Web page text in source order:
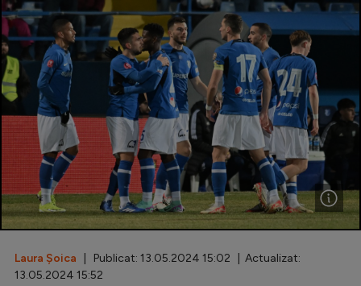
Liga 2
Cupa României
Echipa Națională
U21
Fotbal feminin
Special
Diverse
Inedit
Clasamente
Laura Șoica | Publicat: 13.05.2024 15:02 | Actualizat:
13.05.2024 15:52